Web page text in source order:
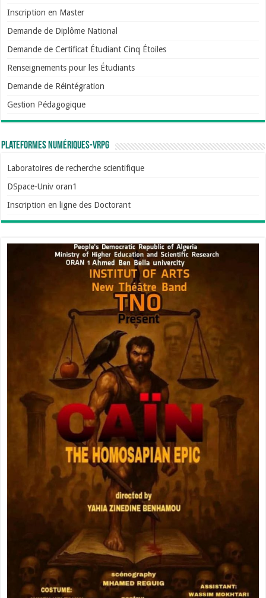
Inscription en Master
Demande de Diplôme National
Demande de Certificat Étudiant Cinq Étoiles
Renseignements pour les Étudiants
Demande de Réintégration
Gestion Pédagogique
Plateformes numériques-VRPG
Laboratoires de recherche scientifique
DSpace-Univ oran1
Inscription en ligne des Doctorant